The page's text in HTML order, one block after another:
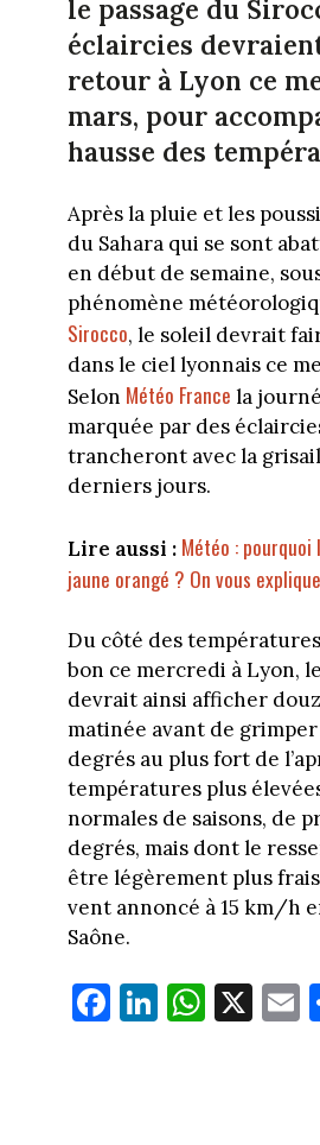
le passage du
éclaircies
retour à Lyon ce
mars, pour
hausse des
Après la pluie et les
du Sahara qui se sont
en début de semaine,
phénomène
Sirocco, le soleil devrait
dans le ciel lyonnais ce
Selon Météo France la
marquée par des
trancheront avec la
derniers jours.
Lire aussi : Météo :
jaune orangé ? On vous
Du côté des
bon ce mercredi à Lyon,
devrait ainsi afficher
matinée avant de grimper
degrés au plus fort de
températures plus
normales de saisons, de
degrés, mais dont le
être légèrement plus
vent annoncé à 15 km/h
Saône.
Fa
ce
Li
nk
W
ha
X E